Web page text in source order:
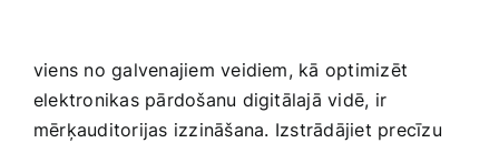
viens no galvenajiem veidiem, kā optimizēt
elektronikas pārdošanu digitālajā ‌vidē, ir
mērķauditorijas izzināšana. ⁢Izstrādājiet precīzu